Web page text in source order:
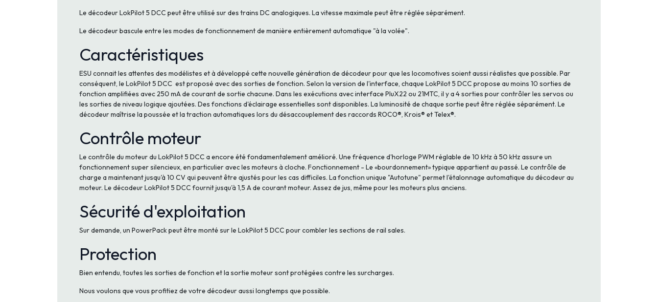
Le décodeur LokPilot 5 DCC peut être utilisé sur des trains DC analogiques. La vitesse maximale peut être réglée séparément.
Le décodeur bascule entre les modes de fonctionnement de manière entièrement automatique "à la volée".
Caractéristiques
ESU connait les attentes des modélistes et à développé cette nouvelle génération de décodeur pour que les locomotives soient aussi réalistes que possible. Par
conséquent, le LokPilot 5 DCC est proposé avec des sorties de fonction. Selon la version de l'interface, chaque LokPilot 5 DCC propose au moins 10 sorties de
fonction amplifiées avec 250 mA de courant de sortie chacune. Dans les exécutions avec interface PluX22 ou 21MTC, il y a 4 sorties pour contrôler les servos ou
les sorties de niveau logique ajoutées. Des fonctions d'éclairage essentielles sont disponibles. La luminosité de chaque sortie peut être réglée séparément. Le
décodeur maîtrise la poussée et la traction automatiques lors du désaccouplement des raccords ROCO®, Krois® et Telex®.
Contrôle moteur
Le contrôle du moteur du LokPilot 5 DCC a encore été fondamentalement amélioré. Une fréquence d'horloge PWM réglable de 10 kHz à 50 kHz assure un
fonctionnement super silencieux, en particulier avec les moteurs à cloche. Fonctionnement - Le «bourdonnement» typique appartient au passé. Le contrôle de
charge a maintenant jusqu'à 10 CV qui peuvent être ajustés pour les cas difficiles. La fonction unique "Autotune" permet l'étalonnage automatique du décodeur au
moteur. Le décodeur LokPilot 5 DCC fournit jusqu'à 1,5 A de courant moteur. Assez de jus, même pour les moteurs plus anciens.
Sécurité d'exploitation
Sur demande, un PowerPack peut être monté sur le LokPilot 5 DCC pour combler les sections de rail sales.
Protection
Bien entendu, toutes les sorties de fonction et la sortie moteur sont protégées contre les surcharges.
Nous voulons que vous profitiez de votre décodeur aussi longtemps que possible.